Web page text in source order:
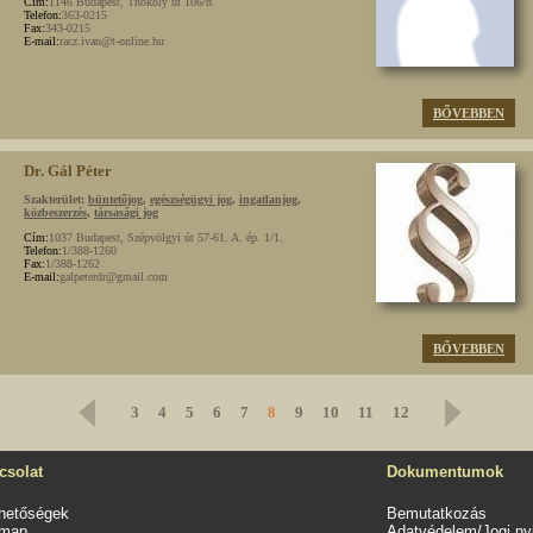
Telefon:363-0215
Fax:343-0215
E-mail:racz.ivan@t-online.hu
BŐVEBBEN
Dr. Gál Péter
Szakterület: büntetőjog, egészségügyi jog, ingatlanjog,
közbeszerzés, társasági jog
Cím:1037 Budapest, Szépvölgyi út 57-61. A. ép. 1/1.
Telefon:1/388-1260
Fax:1/388-1262
E-mail:galpeterdr@gmail.com
BŐVEBBEN
3 4 5 6 7 8 9 10 11 12
Dokumentumok
Bemutatkozás